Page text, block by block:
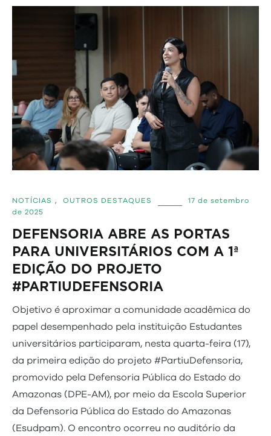
NOTÍCIAS , OUTROS DESTAQUES
17 de setembro
de 2025
DEFENSORIA ABRE AS PORTAS
PARA UNIVERSITÁRIOS COM A 1ª
EDIÇÃO DO PROJETO
#PARTIUDEFENSORIA
Objetivo é aproximar a comunidade acadêmica do
papel desempenhado pela instituição Estudantes
universitários participaram, nesta quarta-feira (17),
da primeira edição do projeto #PartiuDefensoria,
promovido pela Defensoria Pública do Estado do
Amazonas (DPE-AM), por meio da Escola Superior
da Defensoria Pública do Estado do Amazonas
(Esudpam). O encontro ocorreu no auditório da